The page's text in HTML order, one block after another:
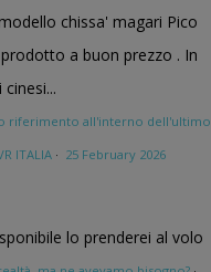
chissa' magari Pico
a buon prezzo . In
riferimento all'interno dell'ultimo
ITALIA · 25 February 2026
lo prenderei al volo